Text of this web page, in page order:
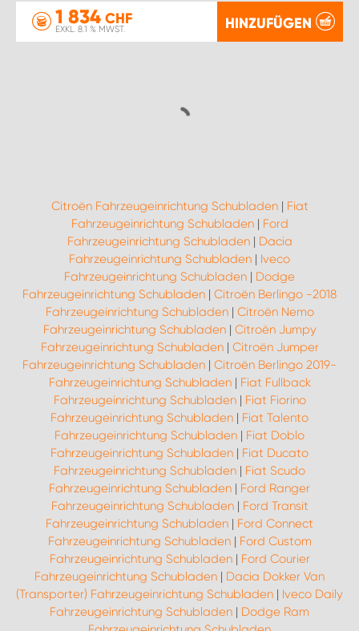
1 834 CHF
EXKL. 8.1 % MWST. HINZUFÜGEN
Citroën Fahrzeugeinrichtung Schubladen| Fiat
Fahrzeugeinrichtung Schubladen| Ford
Fahrzeugeinrichtung Schubladen| Dacia
Fahrzeugeinrichtung Schubladen | Iveco
Fahrzeugeinrichtung Schubladen | Dodge
Fahrzeugeinrichtung Schubladen | Citroën Berlingo -2018
Fahrzeugeinrichtung Schubladen| Citroën Nemo
Fahrzeugeinrichtung Schubladen| Citroën Jumpy
Fahrzeugeinrichtung Schubladen| Citroën Jumper
Fahrzeugeinrichtung Schubladen | Citroën Berlingo 2019-
Fahrzeugeinrichtung Schubladen| Fiat Fullback
Fahrzeugeinrichtung Schubladen| Fiat Fiorino
Fahrzeugeinrichtung Schubladen | Fiat Talento
Fahrzeugeinrichtung Schubladen | Fiat Doblo
Fahrzeugeinrichtung Schubladen | Fiat Ducato
Fahrzeugeinrichtung Schubladen | Fiat Scudo
Fahrzeugeinrichtung Schubladen | Ford Ranger
Fahrzeugeinrichtung Schubladen| Ford Transit
Fahrzeugeinrichtung Schubladen | Ford Connect
Fahrzeugeinrichtung Schubladen| Ford Custom
Fahrzeugeinrichtung Schubladen| Ford Courier
Fahrzeugeinrichtung Schubladen | Dacia Dokker Van
(Transporter) Fahrzeugeinrichtung Schubladen | Iveco Daily
Fahrzeugeinrichtung Schubladen | Dodge Ram